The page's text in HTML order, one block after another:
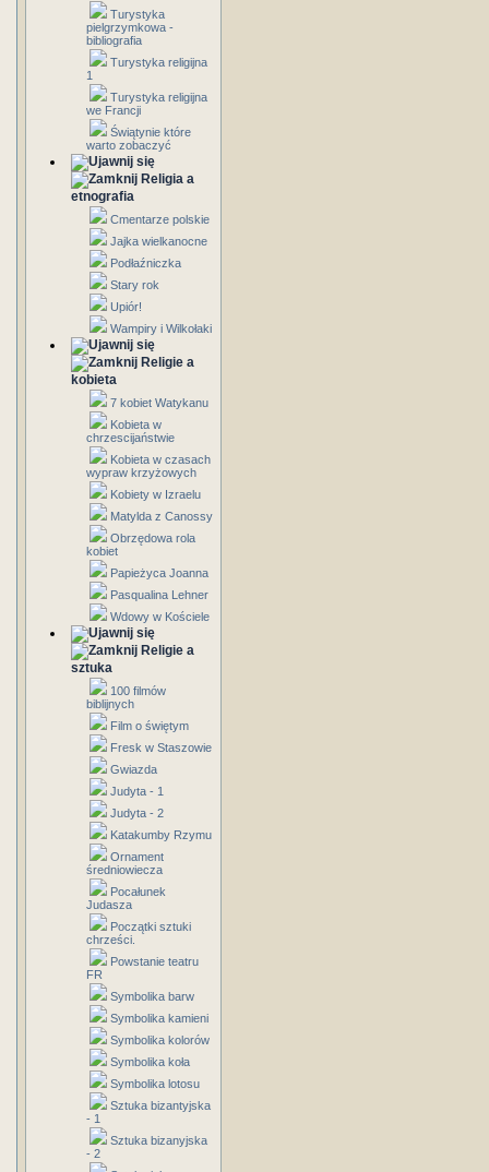
Turystyka
pielgrzymkowa -
bibliografia
Turystyka religijna
1
Turystyka religijna
we Francji
Świątynie które
warto zobaczyć
Religia a
etnografia
Cmentarze polskie
Jajka wielkanocne
Podłaźniczka
Stary rok
Upiór!
Wampiry i Wilkołaki
Religie a
kobieta
7 kobiet Watykanu
Kobieta w
chrzescijaństwie
Kobieta w czasach
wypraw krzyżowych
Kobiety w Izraelu
Matylda z Canossy
Obrzędowa rola
kobiet
Papieżyca Joanna
Pasqualina Lehner
Wdowy w Kościele
Religie a
sztuka
100 filmów
biblijnych
Film o świętym
Fresk w Staszowie
Gwiazda
Judyta - 1
Judyta - 2
Katakumby Rzymu
Ornament
średniowiecza
Pocałunek
Judasza
Początki sztuki
chrześci.
Powstanie teatru
FR
Symbolika barw
Symbolika kamieni
Symbolika kolorów
Symbolika koła
Symbolika lotosu
Sztuka bizantyjska
- 1
Sztuka bizanyjska
- 2